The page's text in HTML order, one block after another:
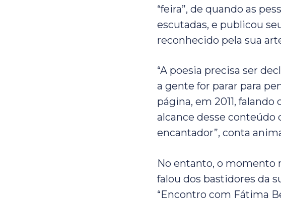
“feira”, de quando as
escutadas, e publicou
reconhecido pela sua
“A poesia precisa ser
a gente for parar para
página, em 2011,
alcance desse conteúdo
encantador”, conta
No entanto, o momento
falou dos bastidores da
“Encontro com Fátima